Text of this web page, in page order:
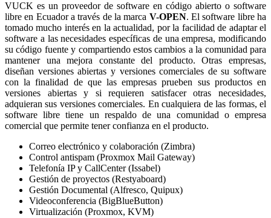
VUCK es un proveedor de software en código abierto o software
libre en Ecuador a través de la marca V-OPEN. El software libre ha
tomado mucho interés en la actualidad, por la facilidad de adaptar el
software a las necesidades específicas de una empresa, modificando
su código fuente y compartiendo estos cambios a la comunidad para
mantener una mejora constante del producto. Otras empresas,
diseñan versiones abiertas y versiones comerciales de su software
con la finalidad de que las empresas prueben sus productos en
versiones abiertas y si requieren satisfacer otras necesidades,
adquieran sus versiones comerciales. En cualquiera de las formas, el
software libre tiene un respaldo de una comunidad o empresa
comercial que permite tener confianza en el producto.
Correo electrónico y colaboración (Zimbra)
Control antispam (Proxmox Mail Gateway)
Telefonía IP y CallCenter (Issabel)
Gestión de proyectos (Restyaboard)
Gestión Documental (Alfresco, Quipux)
Videoconferencia (BigBlueButton)
Virtualización (Proxmox, KVM)